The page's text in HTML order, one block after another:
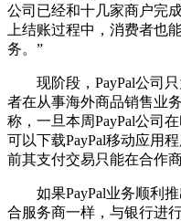
公司已经和十几家商户完
上结账过程中，消费者也
务。”
现阶段，PayPal公司只
者在从事海外商品销售业
称，一旦本周PayPal公司
可以下载PayPal移动应用
前其支付交易只能在合作
如果PayPal业务顺利推
合服务商一样，与银行进